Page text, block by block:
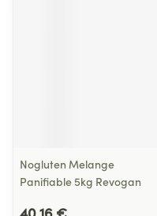
Nogluten Melange
Panifiable 5kg Revogan